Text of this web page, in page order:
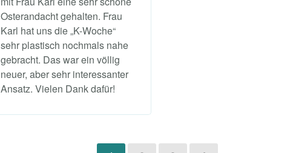
Osterandacht gehalten. Frau
Karl hat uns die „K-Woche“
sehr plastisch nochmals nahe
gebracht. Das war ein völlig
neuer, aber sehr interessanter
Ansatz. Vielen Dank dafür!